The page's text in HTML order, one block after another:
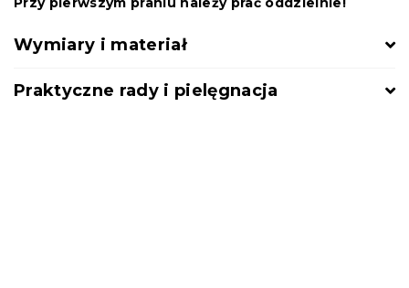
Wymiary i materiał
Praktyczne rady i pielęgnacja